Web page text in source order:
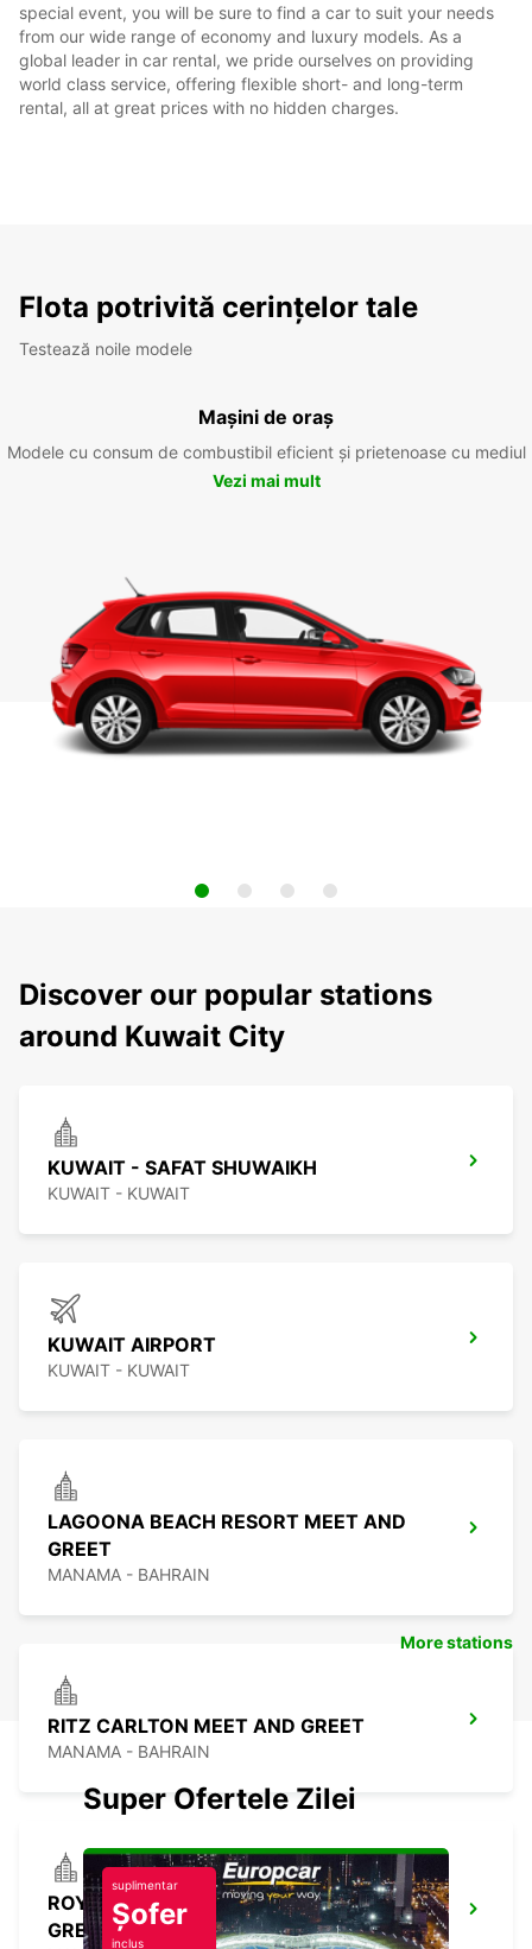
special event, you will be sure to find a car to suit your needs
from our wide range of economy and luxury models. As a
global leader in car rental, we pride ourselves on providing
world class service, offering flexible short- and long-term
rental, all at great prices with no hidden charges.
Flota potrivită cerințelor tale
Testează noile modele
Mașini de oraș
Modele cu consum de combustibil eficient și prietenoase cu mediul
Vezi mai mult
Discover our popular stations
around Kuwait City
KUWAIT - SAFAT SHUWAIKH
KUWAIT - KUWAIT
KUWAIT AIRPORT
KUWAIT - KUWAIT
LAGOONA BEACH RESORT MEET AND
GREET
MANAMA - BAHRAIN
RITZ CARLTON MEET AND GREET
MANAMA - BAHRAIN
ROYAL SARAH RESORT MEET AND
GREET
More stations
Super Ofertele Zilei
suplimentar
Șofer
inclus